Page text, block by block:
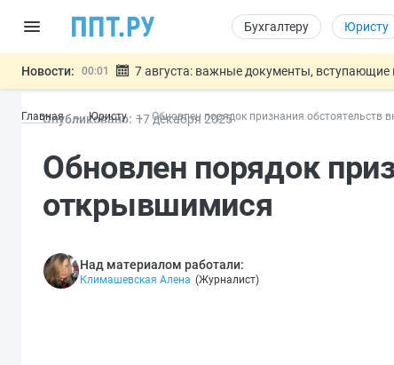
Бухгалтеру Юристу
Новости: 00:01 7 августа: важные документы, вступающие
06.08 Подписан указ об отмене спецрежима для
06.08
Важно Обеспечительный платёж СПОТ
Главная Юристу Обновлен порядок признания обстоятельств
Опубликовано: 17 декабря 2025
Обновлен порядок
открывшимися
Над материалом работали:
Климашевская Алена (Журналист)